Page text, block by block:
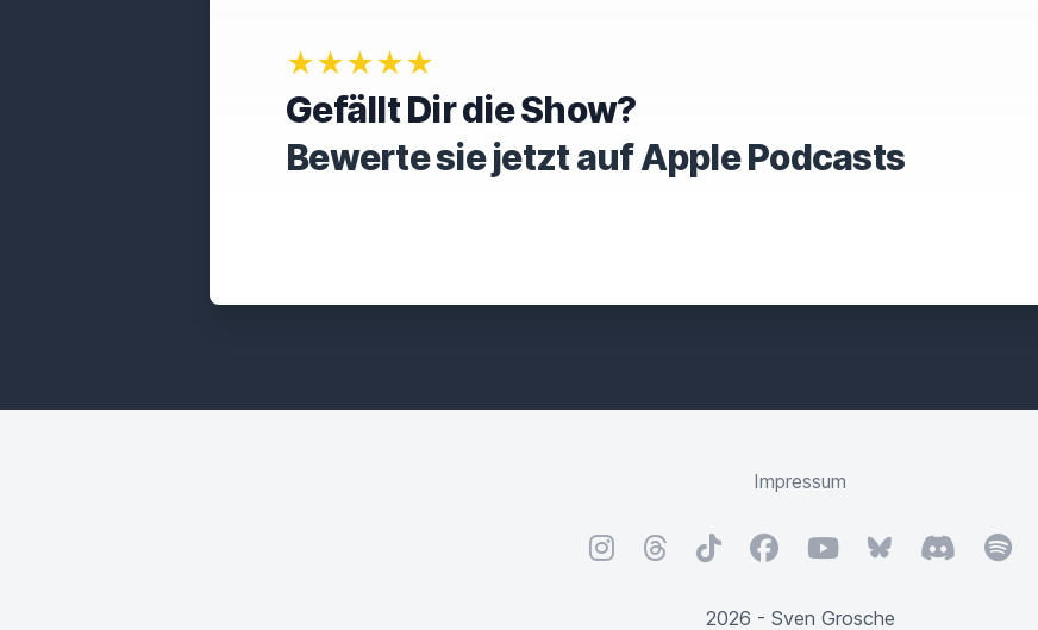
★★★★★
Gefällt Dir die Show?
Bewerte sie jetzt auf Apple Podcasts
Impressum
InstagramThreadsTikTokFacebookYouTubeBlueskyDiscordSpotify
2026 - Sven Grosche